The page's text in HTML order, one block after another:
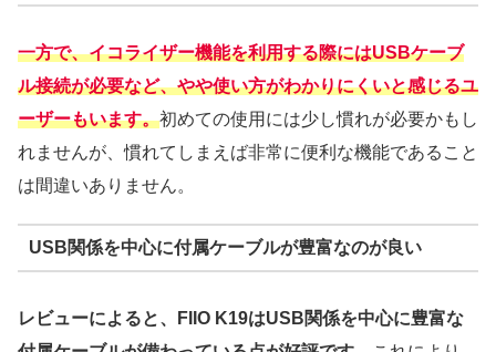
一方で、イコライザー機能を利用する際にはUSBケーブ
ル接続が必要など、やや使い方がわかりにくいと感じるユ
ーザーもいます。初めての使用には少し慣れが必要かもし
れませんが、慣れてしまえば非常に便利な機能であること
は間違いありません。
USB関係を中心に付属ケーブルが豊富なのが良い
レビューによると、FIIO K19はUSB関係を中心に豊富な